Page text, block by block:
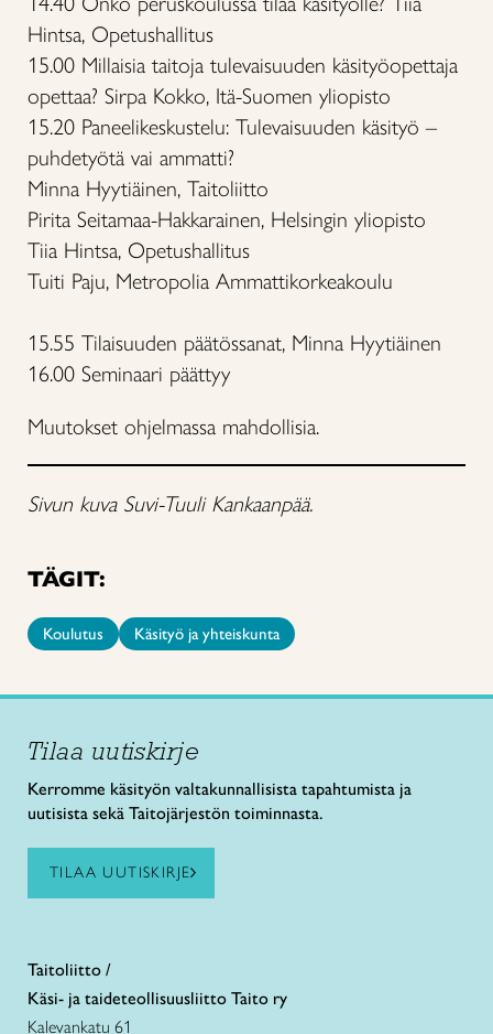
Hintsa, Opetushallitus
15.00 Millaisia taitoja tulevaisuuden käsityöopettaja
opettaa? Sirpa Kokko, Itä-Suomen yliopisto
15.20 Paneelikeskustelu: Tulevaisuuden käsityö –
puhdetyötä vai ammatti?
Minna Hyytiäinen, Taitoliitto
Pirita Seitamaa-Hakkarainen, Helsingin yliopisto
Tiia Hintsa, Opetushallitus
Tuiti Paju, Metropolia Ammattikorkeakoulu
15.55 Tilaisuuden päätössanat, Minna Hyytiäinen
16.00 Seminaari päättyy
Muutokset ohjelmassa mahdollisia.
Sivun kuva Suvi-Tuuli Kankaanpää.
TÄGIT:
Koulutus Käsityö ja yhteiskunta
Tilaa uutiskirje
Kerromme käsityön valtakunnallisista tapahtumista ja
uutisista sekä Taitojärjestön toiminnasta.
TILAA UUTISKIRJE
Taitoliitto /
Käsi- ja taideteollisuusliitto Taito ry
Kalevankatu 61